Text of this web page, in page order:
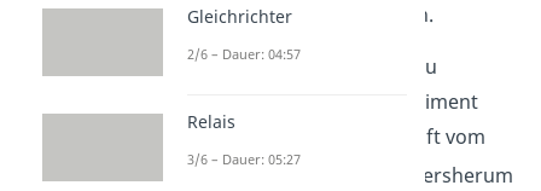
gerne unser Video dazu an.
Zur Überprüfung kannst du
folgendes Gedankenexperiment
durchführen. Wäre die Kraft vom
vorherigem Absatz
andersherum
Gleichrichter
2/6 – Dauer: 04:57
Relais
3/6 – Dauer: 05:27